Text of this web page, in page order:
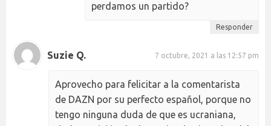
perdamos un partido?
Responder
Suzie Q. 7 octubre, 2021 a las 12:57 pm
Aprovecho para felicitar a la comentarista
de DAZN por su perfecto español, porque no
tengo ninguna duda de que es ucraniana,